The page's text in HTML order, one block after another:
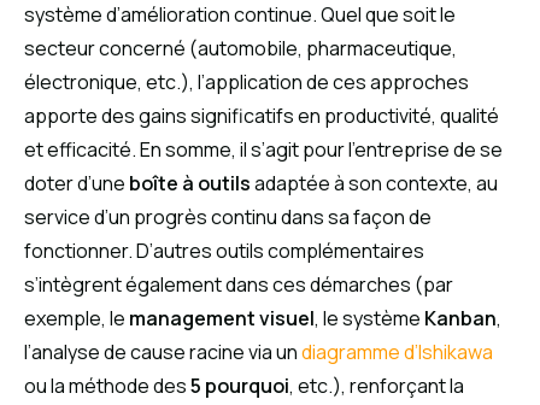
système d’amélioration continue. Quel que soit le
secteur concerné (automobile, pharmaceutique,
électronique, etc.), l’application de ces approches
apporte des gains significatifs en productivité, qualité
et efficacité. En somme, il s’agit pour l’entreprise de se
doter d’une boîte à outilsadaptée à son contexte, au
service d’un progrès continu dans sa façon de
fonctionner. D’autres outils complémentaires
s’intègrent également dans ces démarches (par
exemple, le management visuel, le système Kanban,
l’analyse de cause racine via undiagramme d’Ishikawa
ou la méthode des5 pourquoi, etc.), renforçant la